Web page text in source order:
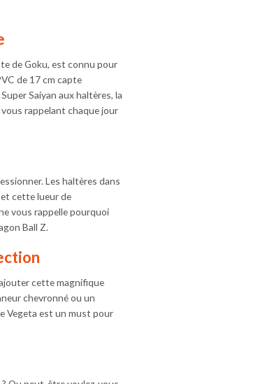
de Goku, est connu pour
de 17 cm capte
Saiyan aux haltères, la
rappelant chaque jour
Les haltères dans
cette lueur de
vous rappelle pourquoi
Ball Z.
cette magnifique
chevronné ou un
Vegeta est un must pour